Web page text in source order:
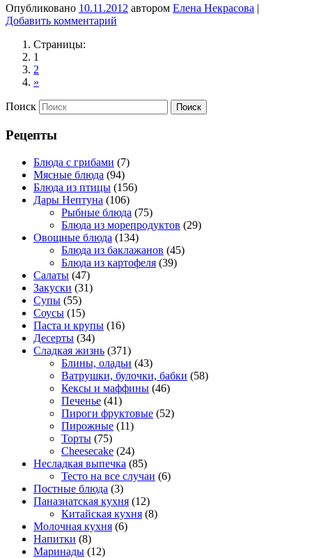
Опубликовано 10.11.2012 автором Елена Некрасова |
Добавить комментарий
Страницы:
1
2
»
Поиск
Рецепты
Блюда с грибами (7)
Мясные блюда (94)
Блюда из птицы (156)
Дары Нептуна (106)
Рыбные блюда (75)
Блюда из морепродуктов (29)
Овощные блюда (134)
Блюда из баклажанов (45)
Блюда из картофеля (39)
Салаты (47)
Закуски (31)
Супы (55)
Соусы (15)
Паста и крупы (16)
Десерты (34)
Сладкая жизнь (371)
Блины, оладьи (43)
Ватрушки, булочки, бабки (58)
Кексы и маффины (46)
Печенье (41)
Пироги фруктовые (52)
Пирожные (11)
Торты (75)
Cheesecake (24)
Несладкая выпечка (85)
Тесто на все случаи (6)
Постные блюда (3)
Паназиатская кухня (12)
Китайская кухня (8)
Молочная кухня (6)
Напитки (8)
Маринады (12)